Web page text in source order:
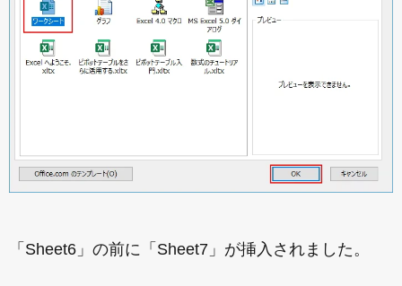
「Sheet6」の前に「Sheet7」が挿入されました。